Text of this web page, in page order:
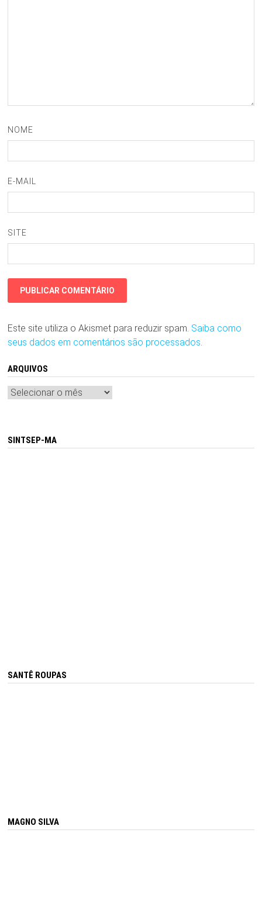
NOME
E-MAIL
SITE
Este site utiliza o Akismet para reduzir spam. Saiba como
seus dados em comentários são processados.
ARQUIVOS
Arquivos
SINTSEP-MA
SANTÊ ROUPAS
MAGNO SILVA